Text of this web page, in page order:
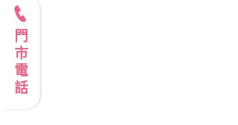
門市電話